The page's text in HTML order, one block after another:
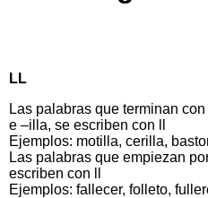
LL
Las palabras que terminan
e –illa, se escriben con ll
Ejemplos: motilla, cerilla,
Las palabras que empiezan
escriben con ll
Ejemplos: fallecer, folleto,